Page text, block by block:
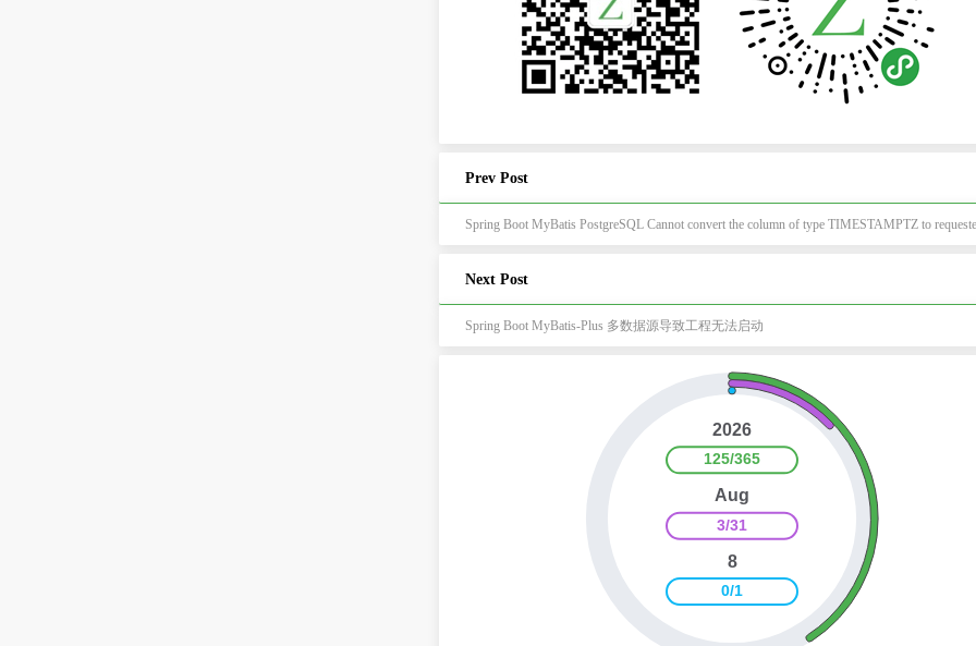
Prev Post
Next Post
Spring Boot MyBatis-Plus 多数据源导致工程无法启动